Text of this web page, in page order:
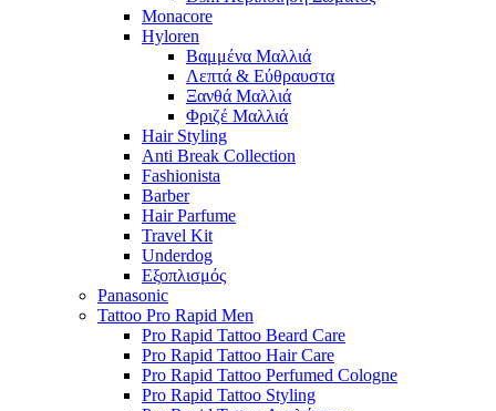
Monacore
Hyloren
Βαμμένα Μαλλιά
Λεπτά & Εύθραυστα
Ξανθά Μαλλιά
Φριζέ Μαλλιά
Hair Styling
Anti Break Collection
Fashionista
Barber
Hair Parfume
Travel Kit
Underdog
Εξοπλισμός
Panasonic
Tattoo Pro Rapid Men
Pro Rapid Tattoo Beard Care
Pro Rapid Tattoo Hair Care
Pro Rapid Tattoo Perfumed Cologne
Pro Rapid Tattoo Styling